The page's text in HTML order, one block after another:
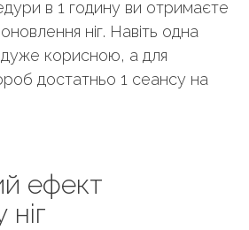
в 1 годину ви отримаєте
ніг. Навіть одна
корисною, а для
достатньо 1 сеансу на
ефект